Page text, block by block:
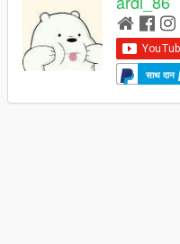
साथ दान